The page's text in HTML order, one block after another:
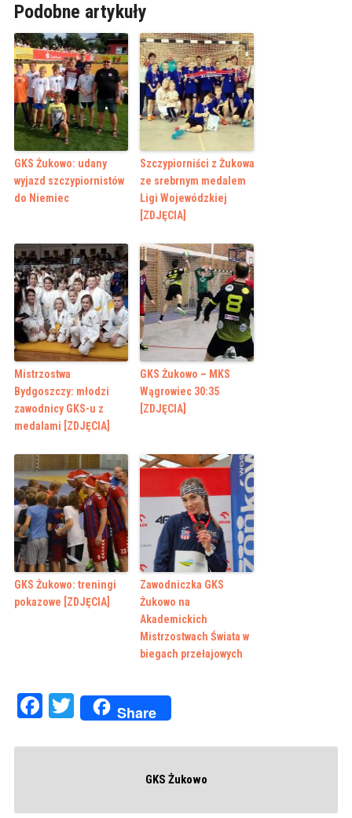
Podobne artykuły
GKS Żukowo: udany
wyjazd szczypiornistów
do Niemiec
Szczypiorniści z Żukowa
ze srebrnym medalem
Ligi Wojewódzkiej
[ZDJĘCIA]
Mistrzostwa
Bydgoszczy: młodzi
zawodnicy GKS-u z
medalami [ZDJĘCIA]
GKS Żukowo – MKS
Wągrowiec 30:35
[ZDJĘCIA]
GKS Żukowo: treningi
pokazowe [ZDJĘCIA]
Zawodniczka GKS
Żukowo na
Akademickich
Mistrzostwach Świata w
biegach przełajowych
Facebook
Twitter
Share
GKS Żukowo